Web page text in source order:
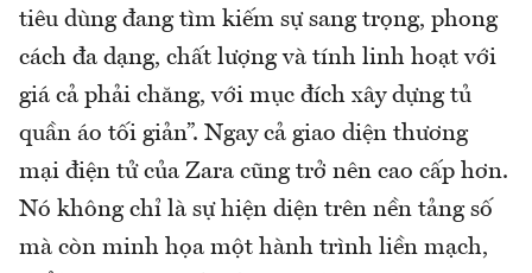
tiêu dùng đang tìm kiếm sự sang trọng, phong
cách đa dạng, chất lượng và tính linh hoạt với
giá cả phải chăng, với mục đích xây dựng tủ
quần áo tối giản”. Ngay cả giao diện thương
mại điện tử của Zara cũng trở nên cao cấp hơn.
Nó không chỉ là sự hiện diện trên nền tảng số
mà còn minh họa một hành trình liền mạch,